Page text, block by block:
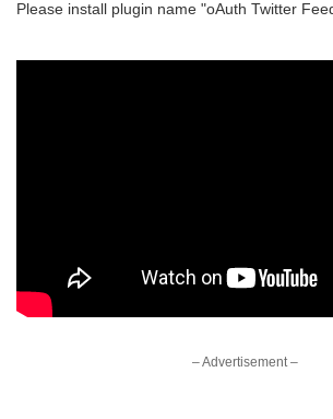
Please install plugin name "oAuth Twitter
– Advertisement –